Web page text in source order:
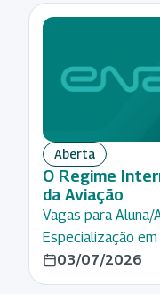
Aberta
O Regime
da Aviação
Vagas para Aluna/
Especialização
03/07/2026